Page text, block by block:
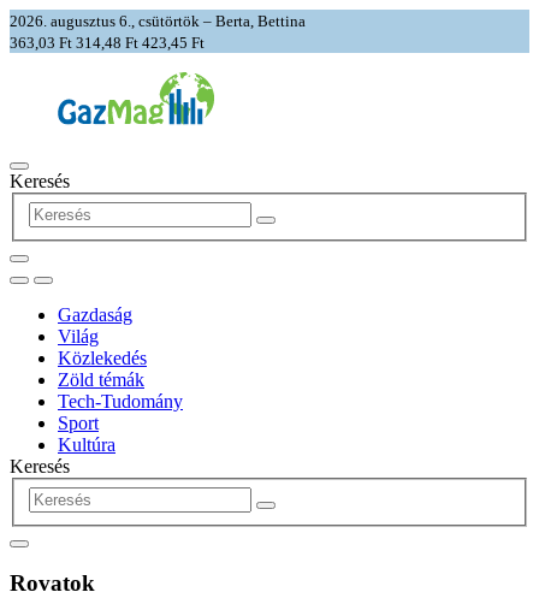
2026. augusztus 6., csütörtök – Berta, Bettina
363,03 Ft 314,48 Ft 423,45 Ft
Keresés
Gazdaság
Világ
Közlekedés
Zöld témák
Tech-Tudomány
Sport
Kultúra
Keresés
Rovatok